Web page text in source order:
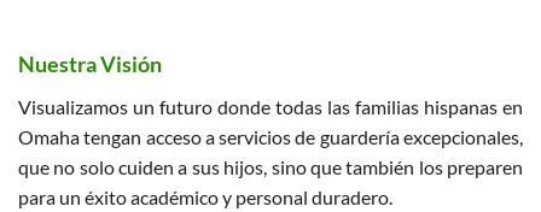
Nuestra Visión
Visualizamos un futuro donde todas las familias hispanas en
Omaha tengan acceso a servicios de guardería excepcionales,
que no solo cuiden a sus hijos, sino que también los preparen
para un éxito académico y personal duradero.